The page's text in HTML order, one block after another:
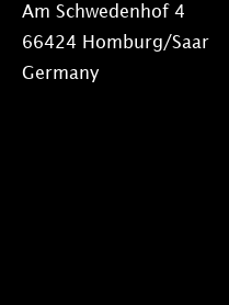
Am Schwedenhof 4
66424 Homburg/Saar
Germany